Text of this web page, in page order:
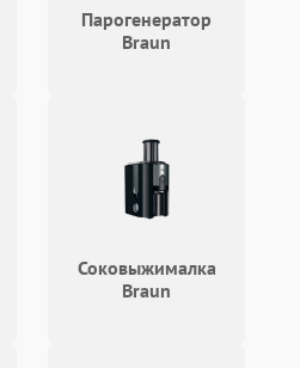
Парогенератор
Braun
Соковыжималка
Braun